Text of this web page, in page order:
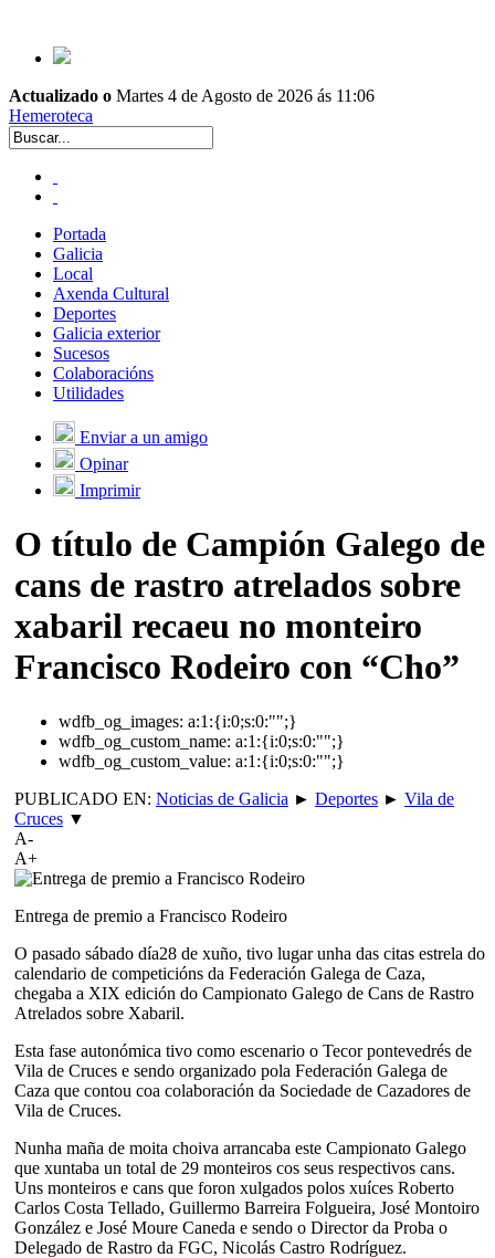
Actualizado o Martes 4 de Agosto de 2026 ás 11:06
Hemeroteca
Portada
Galicia
Local
Axenda Cultural
Deportes
Galicia exterior
Sucesos
Colaboracións
Utilidades
Enviar a un amigo
Opinar
Imprimir
O título de Campión Galego de
cans de rastro atrelados sobre
xabaril recaeu no monteiro
Francisco Rodeiro con “Cho”
wdfb_og_images: a:1:{i:0;s:0:"";}
wdfb_og_custom_name: a:1:{i:0;s:0:"";}
wdfb_og_custom_value: a:1:{i:0;s:0:"";}
PUBLICADO EN: Noticias de Galicia ► Deportes ► Vila de
Cruces ▼
A-
A+
Entrega de premio a Francisco Rodeiro
O pasado sábado día28 de xuño, tivo lugar unha das citas estrela do
calendario de competicións da Federación Galega de Caza,
chegaba a XIX edición do Campionato Galego de Cans de Rastro
Atrelados sobre Xabaril.
Esta fase autonómica tivo como escenario o Tecor pontevedrés de
Vila de Cruces e sendo organizado pola Federación Galega de
Caza que contou coa colaboración da Sociedade de Cazadores de
Vila de Cruces.
Nunha maña de moita choiva arrancaba este Campionato Galego
que xuntaba un total de 29 monteiros cos seus respectivos cans.
Uns monteiros e cans que foron xulgados polos xuíces Roberto
Carlos Costa Tellado, Guillermo Barreira Folgueira, José Montoiro
González e José Moure Caneda e sendo o Director da Proba o
Delegado de Rastro da FGC, Nicolás Castro Rodríguez.